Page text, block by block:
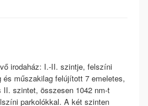
irodaház: I.-II. szintje, felszíni
műszakilag felújított 7 emeletes,
szintet, összesen 1042 nm-t
parkolókkal. A két szinten